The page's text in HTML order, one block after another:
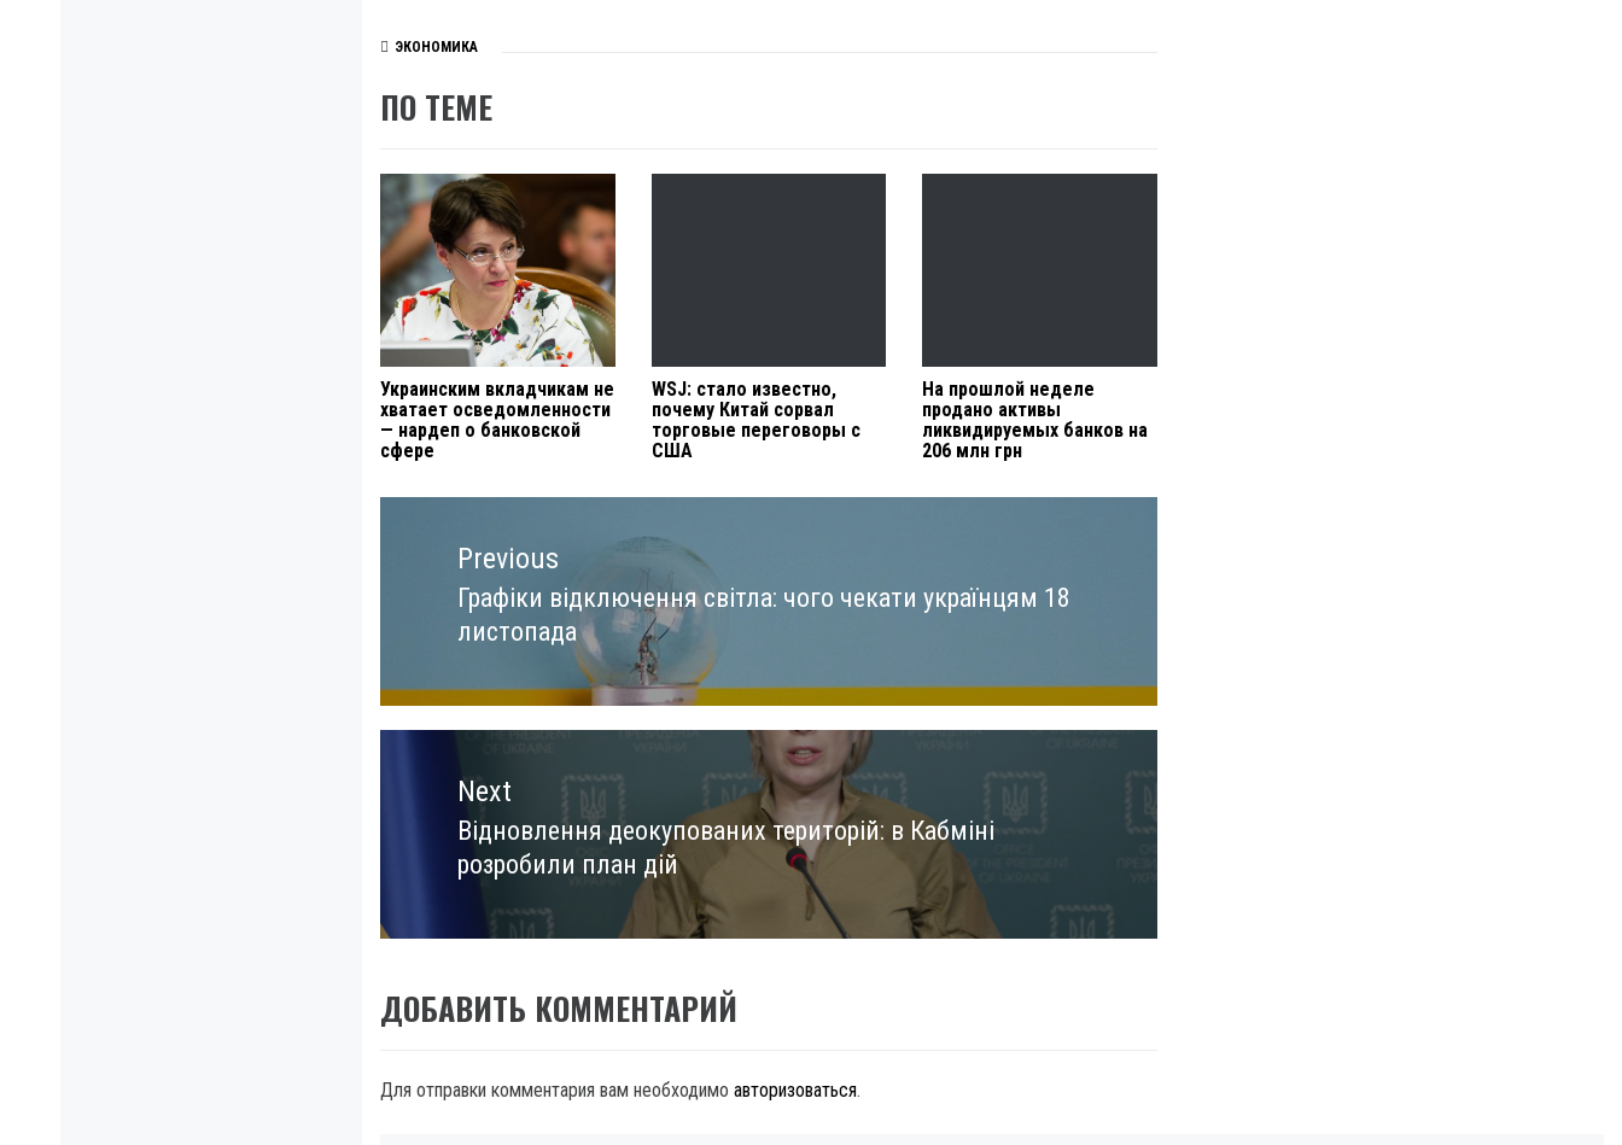
ЭКОНОМИКА
ПО ТЕМЕ
Украинским вкладчикам не
хватает осведомленности
— нардеп о банковской
сфере
WSJ: стало известно,
почему Китай сорвал
торговые переговоры с
США
На прошлой неделе
продано активы
ликвидируемых банков на
206 млн грн
Навигация
записямPrevious
Previous
post:
Графіки відключення світла: чого чекати українцям 18
листопада
Next
Next
post:
Відновлення деокупованих територій: в Кабміні
розробили план дій
ДОБАВИТЬ КОММЕНТАРИЙ
Для отправки комментария вам необходимо авторизоваться.